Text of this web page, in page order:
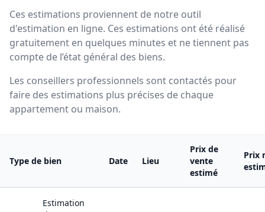
Ces estimations proviennent de notre outil
d'estimation en ligne. Ces estimations ont été réalisé
gratuitement en quelques minutes et ne tiennent pas
compte de l’état général des biens.
Les conseillers professionnels sont contactés pour
faire des estimations plus précises de chaque
appartement ou maison.
Type de bien Date Lieu
Prix de
vente
estimé
Prix
Estimation